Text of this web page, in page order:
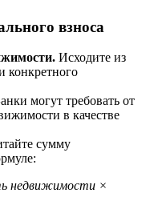
взноса
Исходите из
конкретного
могут требовать от
в качестве
сумму
недвижимости ×